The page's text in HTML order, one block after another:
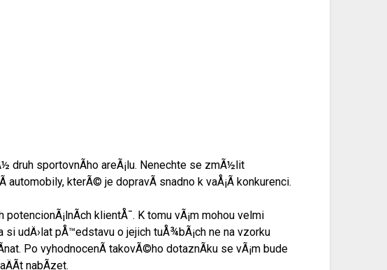
druh sportovnÃ­ho areÃ¡lu. Nenechte se zmÃ½lit
kterÃ© je dopravÃ­ snadno k vaÅ¡Ã­ konkurenci.
klientÅ¯. K tomu vÃ¡m mohou velmi
udÄ›lat pÅ™edstavu o jejich tuÅ¾bÃ¡ch ne na vzorku
Po vyhodnocenÃ­ takovÃ©ho dotaznÃ­ku se vÃ¡m bude
nabÃ­zet.